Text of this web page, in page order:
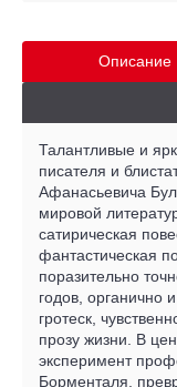
Описание
Талантливые и
писателя и
Афанасьевича
мировой
сатирическая
фантастическая
поразительно
годов, органично
гротеск,
прозу жизни. В
эксперимент
Борменталя,